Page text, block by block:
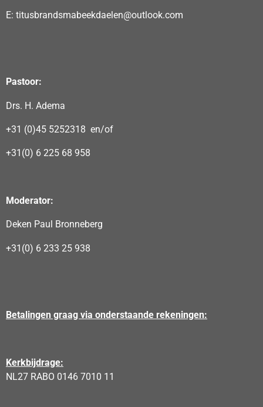
E: titusbrandsmabeekdaelen@outlook.com
Pastoor:
Drs. H. Adema
+31 (0)45 5252318 en/of
+31(0) 6 225 68 958
Moderator:
Deken Paul Bronneberg
+31(0) 6 233 25 938
Betalingen graag via onderstaande rekeningen:
Kerkbijdrage:
NL27 RABO 0146 7010 11